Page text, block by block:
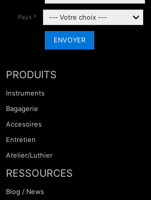
Pays *
ENVOYER
PRODUITS
Instruments
Bagagerie
Accesoires
Entretien
Atelier/Luthier
RESSOURCES
Blog / News